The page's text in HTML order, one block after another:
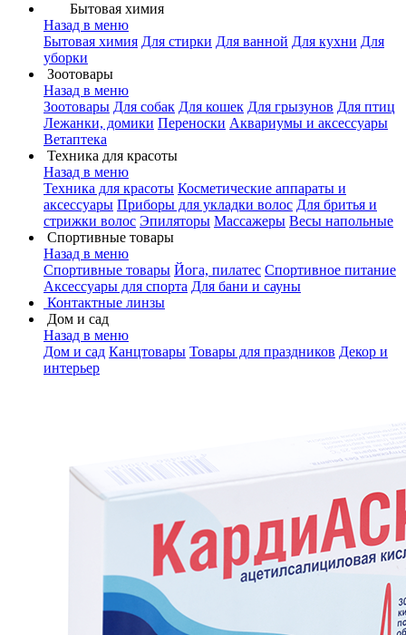
Бытовая химия
Назад в меню
Бытовая химия Для стирки Для ванной Для кухни Для
уборки
Зоотовары
Назад в меню
Зоотовары Для собак Для кошек Для грызунов Для птиц
Лежанки, домики Переноски Аквариумы и аксессуары
Ветаптека
Техника для красоты
Назад в меню
Техника для красоты Косметические аппараты и
аксессуары Приборы для укладки волос Для бритья и
стрижки волос Эпиляторы Массажеры Весы напольные
Спортивные товары
Назад в меню
Спортивные товары Йога, пилатес Спортивное питание
Аксессуары для спорта Для бани и сауны
Контактные линзы
Дом и сад
Назад в меню
Дом и сад Канцтовары Товары для праздников Декор и
интерьер